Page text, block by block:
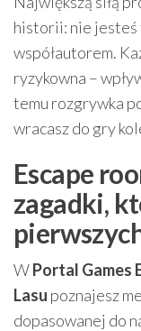
historii: nie jesteś
współautorem.
ryzykowna –
temu rozgrywka
wracasz do gry
Escape
zagadki,
WPortal Games
Lasu poznajesz
dopasowanej do